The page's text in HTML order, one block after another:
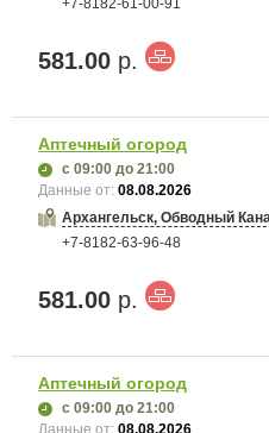
+7-8182-61-00-91
581.00 р.
Аптечный огород
с 09:00 до 21:00
Данные от:08.08.2026
Архангельск, Обводный
+7-8182-63-96-48
581.00 р.
Аптечный огород
с 09:00 до 21:00
Данные от:08.08.2026